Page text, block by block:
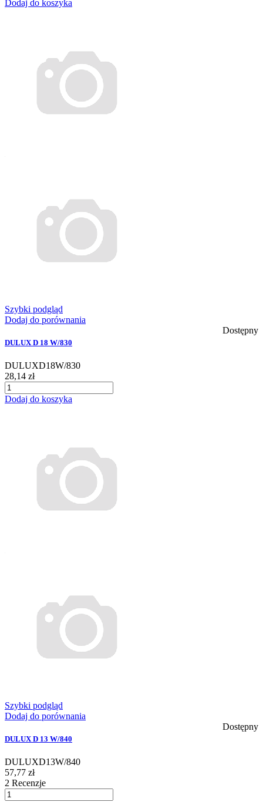
Dodaj do koszyka
Szybki podgląd
Dodaj do porównania
Dostępny
DULUX D 18 W/830
DULUXD18W/830
28,14 zł
Dodaj do koszyka
Szybki podgląd
Dodaj do porównania
Dostępny
DULUX D 13 W/840
DULUXD13W/840
57,77 zł
2 Recenzje